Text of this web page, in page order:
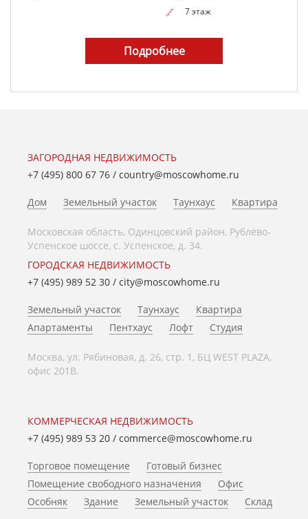
7 этаж
Подробнее
ЗАГОРОДНАЯ НЕДВИЖИМОСТЬ
+7 (495) 800 67 76 / country@moscowhome.ru
Дом Земельный участок Таунхаус Квартира
Московская область, Одинцовский район, Рублёво-
Успенское шоссе, с. Успенское, д. 34.
ГОРОДСКАЯ НЕДВИЖИМОСТЬ
+7 (495) 989 52 30 / city@moscowhome.ru
Земельный участок Таунхаус
Квартира
Апартаменты
Пентхаус Лофт Студия
Москва, ул. Рябиновая, д. 26, стр. 1, БЦ WEST PLAZA,
офис 201В.
КОММЕРЧЕСКАЯ НЕДВИЖИМОСТЬ
+7 (495) 989 53 20 / commerce@moscowhome.ru
Торговое помещение
Готовый бизнес
Помещение свободного назначения
Офис
Особняк
Здание Земельный участок Склад